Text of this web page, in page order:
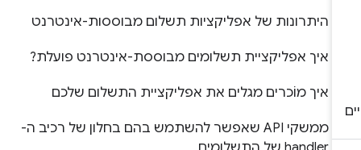
היתרונות של אפליקציות תשלום מבוססות-אינטרנט
איך אפליקציית תשלומים מבוססת-אינטרנט פועלת?
איך מוֹכרים מגלים את אפליקציית התשלום שלכם
ממשקי API שאפשר להשתמש בהם בחלון של רכיב ה-